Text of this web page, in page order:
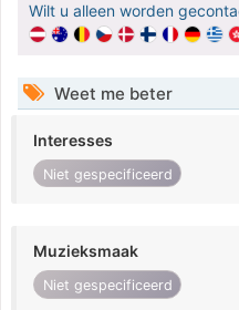
Wilt u alleen worden
Weet me beter
Interesses
Niet gespecificeerd
Muzieksmaak
Niet gespecificeerd